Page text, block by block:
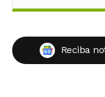
Reciba